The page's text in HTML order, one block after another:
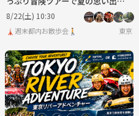
り🌿✨
8/22(土) 10:30
🗼週末都内お散歩会🚶 東京